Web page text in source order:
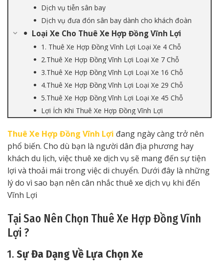
Dịch vụ tiễn sân bay
Dịch vụ đưa đón sân bay dành cho khách đoàn
Loại Xe Cho Thuê Xe Hợp Đồng Vĩnh Lợi
1. Thuê Xe Hợp Đồng Vĩnh Lợi Loại Xe 4 Chỗ
2.Thuê Xe Hợp Đồng Vĩnh Lợi Loại Xe 7 Chỗ
3.Thuê Xe Hợp Đồng Vĩnh Lợi Loại Xe 16 Chỗ
4.Thuê Xe Hợp Đồng Vĩnh Lợi Loại Xe 29 Chỗ
5.Thuê Xe Hợp Đồng Vĩnh Lợi Loại Xe 45 Chỗ
Lợi Ích Khi Thuê Xe Hợp Đồng Vĩnh Lợi
Thuê Xe Hợp Đồng Vĩnh Lợi đang ngày càng trở nên
phổ biến. Cho dù bạn là người dân địa phương hay
khách du lịch, việc thuê xe dịch vụ sẽ mang đến sự tiện
lợi và thoải mái trong việc di chuyển. Dưới đây là những
lý do vì sao bạn nên cân nhắc thuê xe dịch vụ khi đến
Vĩnh Lợi
Tại Sao Nên Chọn Thuê Xe Hợp Đồng Vĩnh
Lợi ?
1. Sự Đa Dạng Về Lựa Chọn Xe